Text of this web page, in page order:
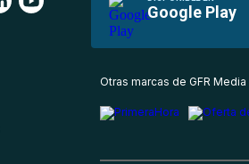
Google Play
Otras marcas de GFR Media